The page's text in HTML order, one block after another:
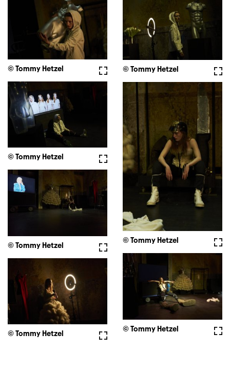
Fullscreen
© Tommy Hetzel © Tommy Hetzel
Fullscreen
© Tommy Hetzel
© Tommy Hetzel
Fullscreen
© Tommy Hetzel
© Tommy Hetzel
Fullscreen
© Tommy Hetzel